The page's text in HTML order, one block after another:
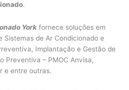
.
York fornece soluções em
Sistemas de Ar Condicionado e
Implantação e Gestão de
Preventiva – PMOC Anvisa,
e entre outras.